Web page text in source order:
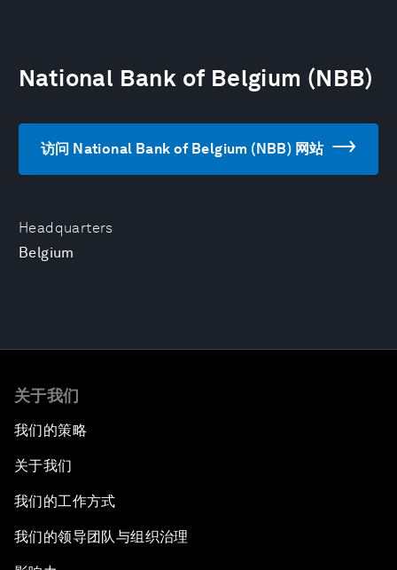
Headquarters
Belgium
National Bank of Belgium (NBB)
访问 National Bank of Belgium (NBB) 网站
关于我们
我们的策略
关于我们
我们的工作方式
我们的领导团队与组织治理